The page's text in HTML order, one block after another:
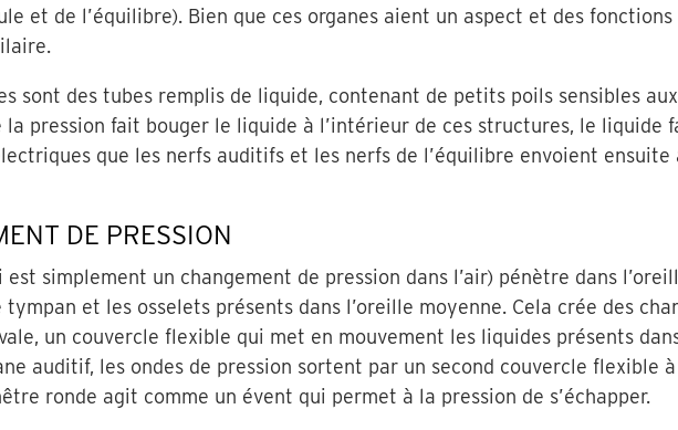
et de l’équilibre). Bien que ces organes aient un aspect et des
sont des tubes remplis de liquide, contenant de petits poils sensibles aux
la pression fait bouger le liquide à l’intérieur de ces structures, le liquide
que les nerfs auditifs et les nerfs de l’équilibre envoient ensuite
DE PRESSION
simplement un changement de pression dans l’air) pénètre dans
et les osselets présents dans l’oreille moyenne. Cela crée des
un couvercle flexible qui met en mouvement les liquides présents
auditif, les ondes de pression sortent par un second couvercle flexible à
ronde agit comme un évent qui permet à la pression de s’échapper.